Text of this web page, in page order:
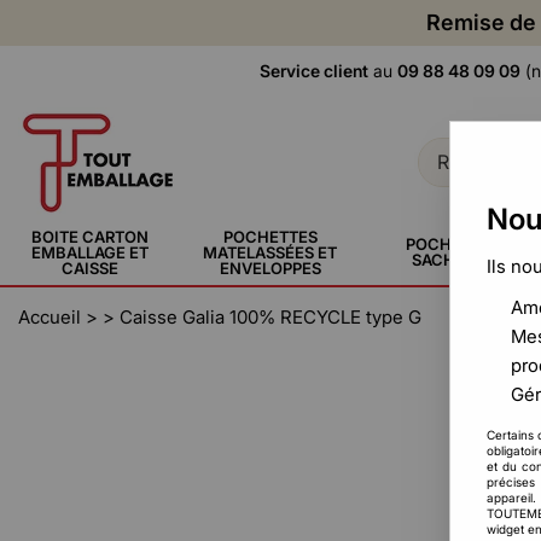
Remise
Service client au 09 88 48 09 09
BOITE CARTON
EMBALLAGE ET
CAISSE
POCHETTES
MATELASSÉES ET
ENVELOPPES
POCHETTE,
SACHERIE
Accueil > > Caisse Galia 100% RECYCLE type G
Ils
Certains
et du
widget